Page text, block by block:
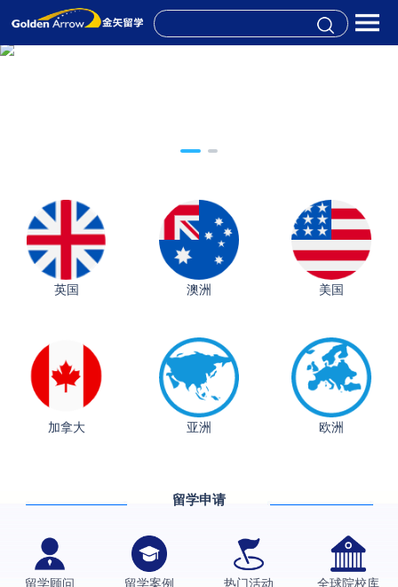
英国 澳洲 美国
加拿大 亚洲 欧洲
留学申请
留学顾问 留学案例 热门活动 全球院校库
格拉斯哥大学国际商务硕士录取案例
伯明翰大学数字媒体与创意产业硕士录取案例